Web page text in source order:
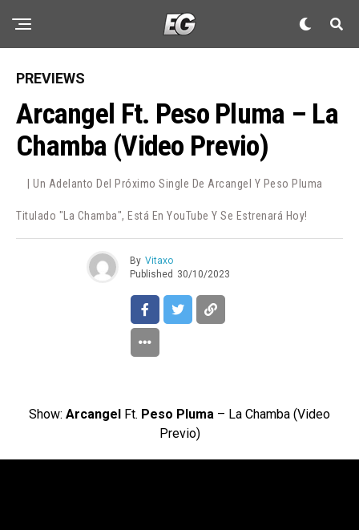
PREVIEWS
Arcangel Ft. Peso Pluma – La
Chamba (Video Previo)
| Un Adelanto Del Próximo Single De Arcangel Y Peso Pluma
Titulado "La Chamba", Está En YouTube Y Se Estrenará Hoy!
By Vitaxo
Published 30/10/2023
Show: Arcangel Ft. Peso Pluma – La Chamba (Video
Previo)